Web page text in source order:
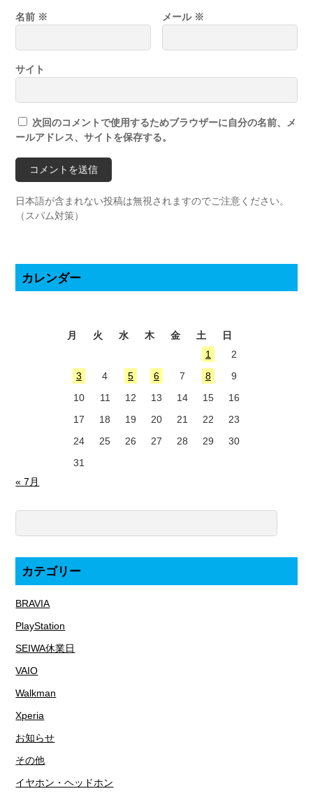
名前 ※ メール ※
サイト
次回のコメントで使用するためブラウザーに自分の名前、メ
ールアドレス、サイトを保存する。
日本語が含まれない投稿は無視されますのでご注意ください。
（スパム対策）
カレンダー
月 火 水 木 金 土
日
1
2
3
4 5 6 7 8
9
10
11 12 13 14 15
16
17
18 19 20 21 22
23
24
25 26 27 28 29
30
31
« 7月
カテゴリー
BRAVIA
PlayStation
SEIWA休業日
VAIO
Walkman
Xperia
お知らせ
その他
イヤホン・ヘッドホン